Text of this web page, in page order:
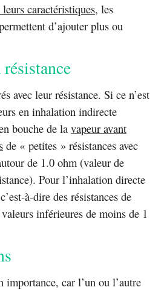
caractéristiques, les
d’ajouter plus ou
avec leur résistance. Si ce n’est
en inhalation indirecte
bouche de la vapeur avant
de « petites » résistances avec
de 1.0 ohm (valeur de
Pour l’inhalation directe
à-dire des résistances de
inférieures de moins de 1
importance, car l’un ou l’autre